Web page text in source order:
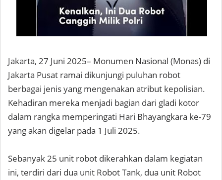
Jakarta, 27 Juni 2025– Monumen Nasional (Monas) di
Jakarta Pusat ramai dikunjungi puluhan robot
berbagai jenis yang mengenakan atribut kepolisian.
Kehadiran mereka menjadi bagian dari gladi kotor
dalam rangka memperingati Hari Bhayangkara ke-79
yang akan digelar pada 1 Juli 2025.
Sebanyak 25 unit robot dikerahkan dalam kegiatan
ini, terdiri dari dua unit Robot Tank, dua unit Robot